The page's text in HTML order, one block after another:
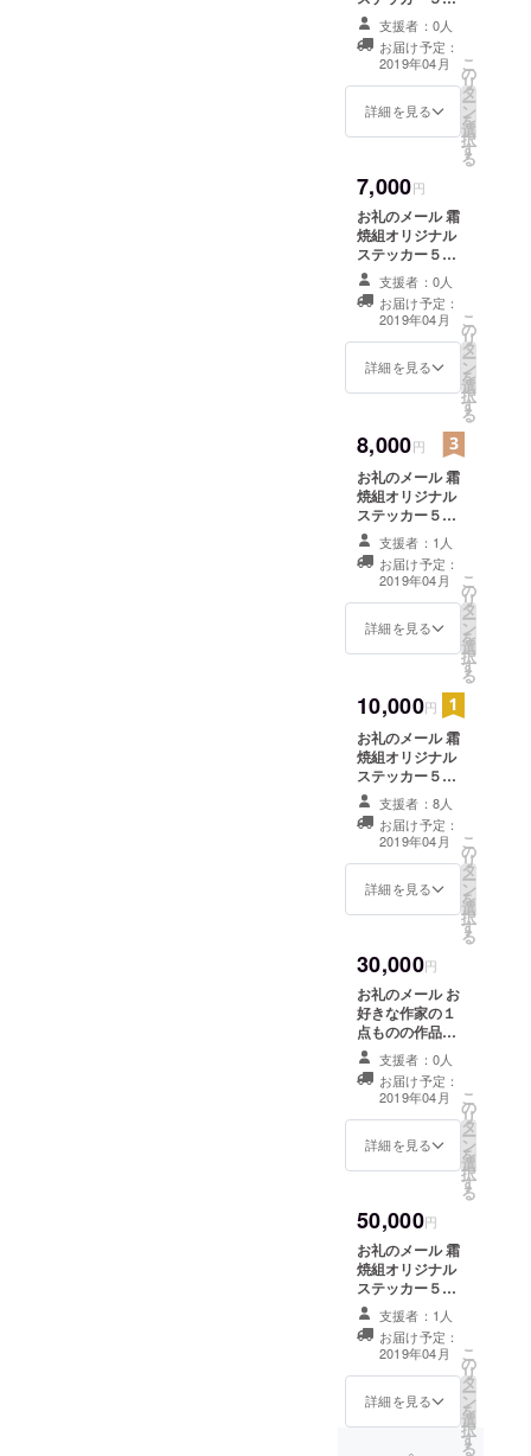
セット支援者：0人
お届け予定：
2019年04月
詳細を見る
こ
の
リ
タ
ー
ン
を
選
択
す
る
7,000円
お礼のメール 霜
焼組オリジナル
ステッカー５枚
セット 会場に
アーティスト手
作りの支援者様
のお名前プレー
トを展示。 プ
レートは展示終
にご希望のお名
前をご記入くだ
さい。記入のな
い場合は
CAMPFIREの
ユーザー名を掲
載いたします。
ご了承くださ
支援者：0人
お届け予定：
2019年04月
詳細を見る
こ
の
リ
タ
ー
ン
を
選
択
す
る
8,000円
お礼のメール 霜
焼組オリジナル
ステッカー５枚
セット 霜焼組オ
リジナルTシャツ
（フリーサイ
ズ）
支援者：1人
お届け予定：
2019年04月
詳細を見る
こ
の
リ
タ
ー
ン
を
選
択
す
る
10,000円
お礼のメール 霜
焼組オリジナル
ステッカー５枚
セット お好きな
アーティストに
よるドローイン
グ１枚 ＊お好き
な作家について
は、支援時、備
い。展示会で作
品を見てから選
んで頂く場合は
メールにて確認
させて頂きま
す。
支援者：8人
お届け予定：
2019年04月
詳細を見る
こ
の
リ
タ
ー
ン
を
選
択
す
る
30,000円
お礼のメール お
好きな作家の１
点ものの作品、
もしくは作家か
らの特別プレゼ
ント ＊お好きな
作家について
は、支援時、備
考欄にご希望の
品を見てから選
んで頂く場合は
メールにて確認
させて頂きま
す。
支援者：0人
お届け予定：
2019年04月
詳細を見る
こ
の
リ
タ
ー
ン
を
選
択
す
る
50,000円
お礼のメール 霜
焼組オリジナル
ステッカー５枚
セット 霜焼組組
員限定Tシャツ
（フリーサイ
ズ） お好きな作
家の１点ものの
作品、もしくは
支援者：1人
お届け予定：
2019年04月
詳細を見る
こ
の
リ
タ
ー
ン
を
選
択
す
る